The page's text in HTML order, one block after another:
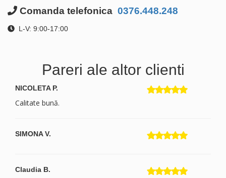
Comanda telefonica 0376.448.248
L-V: 9:00-17:00
Pareri ale altor clienti
NICOLETA P.
Calitate bună.
SIMONA V.
Claudia B.